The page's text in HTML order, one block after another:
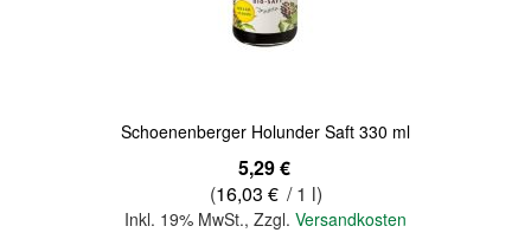
Schoenenberger Holunder Saft 330 ml
5,29 €
(16,03 € / 1 l)
Inkl. 19% MwSt., Zzgl. Versandkosten